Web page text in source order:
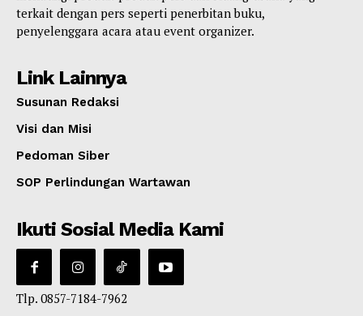
terkait dengan pers seperti penerbitan buku,
penyelenggara acara atau event organizer.
Link Lainnya
Susunan Redaksi
Visi dan Misi
Pedoman Siber
SOP Perlindungan Wartawan
Ikuti Sosial Media Kami
Tlp. 0857-7184-7962